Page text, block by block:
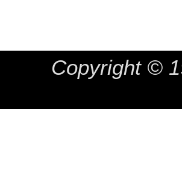
Copyright ©